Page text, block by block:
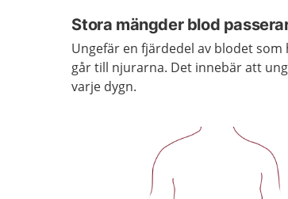
Stora mängder blod
Ungefär en fjärdedel av blodet
går till njurarna. Det innebär att
varje dygn.